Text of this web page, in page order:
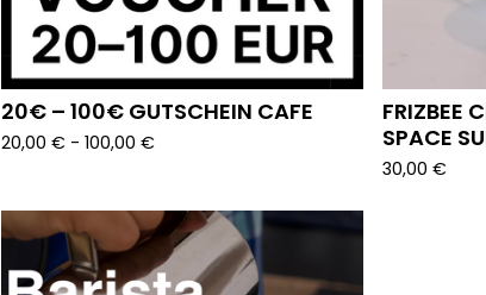
20€ – 100€ GUTSCHEIN CAFE
20,00 € - 100,00 €
FRIZBEE
SPACE
30,00 €